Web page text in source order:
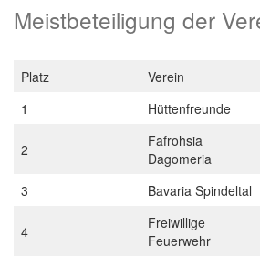
Meistbeteiligung der
Platz Verein
1
Hüttenfreunde
2
Fafrohsia
Dagomeria
3 Bavaria Spindeltal
4
Freiwillige
Feuerwehr